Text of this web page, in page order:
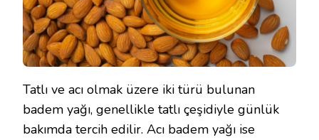
Tatlı ve acı olmak üzere iki türü bulunan
badem yağı, genellikle tatlı çeşidiyle günlük
bakımda tercih edilir. Acı badem yağı ise